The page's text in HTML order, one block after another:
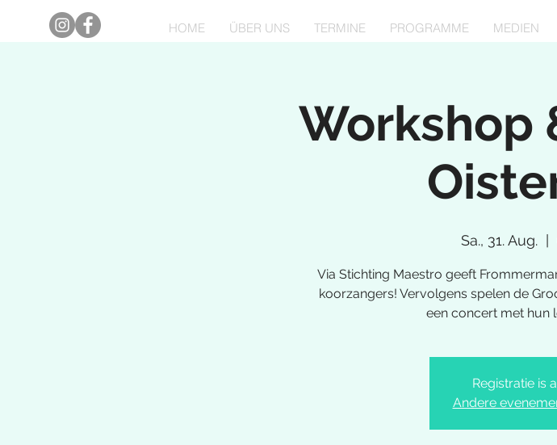
HOME ÜBER UNS TERMINE PROGRAMME MEDIEN
Workshop
Sa., 31. Aug.
Via Stichting Maestro geeft
koorzangers! Vervolgens spelen de
een concert met hun
Registratie is
Andere